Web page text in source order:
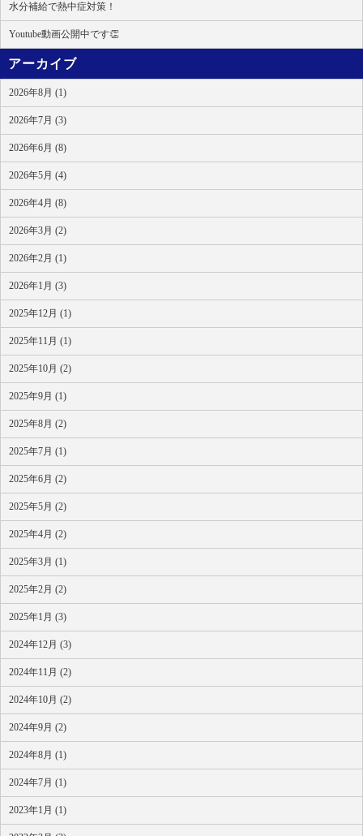
水分補給で熱中症対策！
Youtube動画公開中です👏
アーカイブ
2026年8月 (1)
2026年7月 (3)
2026年6月 (8)
2026年5月 (4)
2026年4月 (8)
2026年3月 (2)
2026年2月 (1)
2026年1月 (3)
2025年12月 (1)
2025年11月 (1)
2025年10月 (2)
2025年9月 (1)
2025年8月 (2)
2025年7月 (1)
2025年6月 (2)
2025年5月 (2)
2025年4月 (2)
2025年3月 (1)
2025年2月 (2)
2025年1月 (3)
2024年12月 (3)
2024年11月 (2)
2024年10月 (2)
2024年9月 (2)
2024年8月 (1)
2024年7月 (1)
2023年1月 (1)